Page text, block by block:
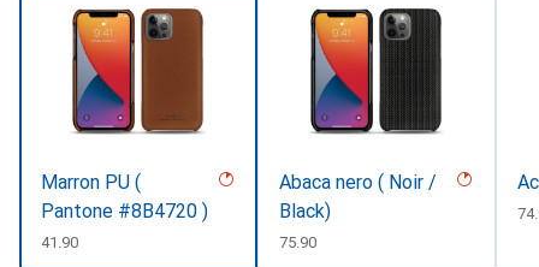
Marron PU (
Pantone #8B4720 )
CHF
41.90
Abaca nero ( Noir /
Black)
CHF
75.90